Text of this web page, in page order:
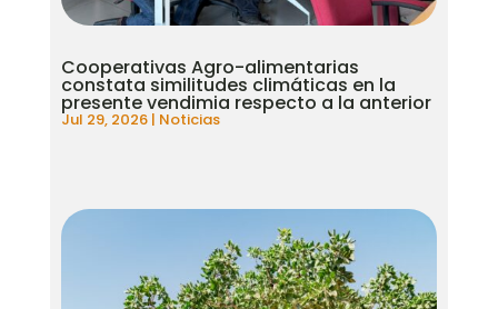
Cooperativas Agro-alimentarias
constata similitudes climáticas en la
presente vendimia respecto a la anterior
Jul 29, 2026| Noticias